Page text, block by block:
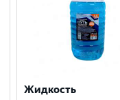
Жидкость